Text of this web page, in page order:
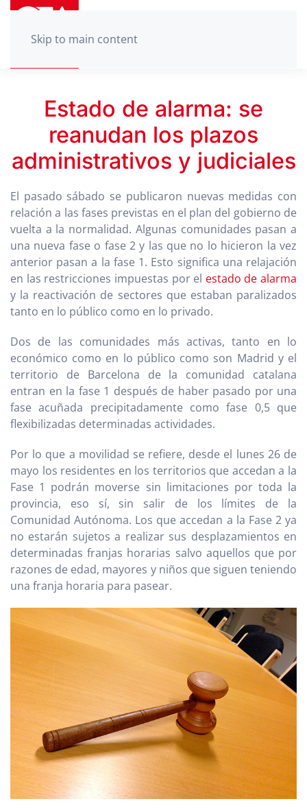
Skip to main content
Estado de alarma: se
reanudan los plazos
administrativos y judiciales
El pasado sábado se publicaron nuevas medidas con
relación a las fases previstas en el plan del gobierno de
vuelta a la normalidad. Algunas comunidades pasan a
una nueva fase o fase 2 y las que no lo hicieron la vez
anterior pasan a la fase 1. Esto significa una relajación
en las restricciones impuestas por el estado de alarma
y la reactivación de sectores que estaban paralizados
tanto en lo público como en lo privado.
Dos de las comunidades más activas, tanto en lo
económico como en lo público como son Madrid y el
territorio de Barcelona de la comunidad catalana
entran en la fase 1 después de haber pasado por una
fase acuñada precipitadamente como fase 0,5 que
flexibilizadas determinadas actividades.
Por lo que a movilidad se refiere, desde el lunes 26 de
mayo los residentes en los territorios que accedan a la
Fase 1 podrán moverse sin limitaciones por toda la
provincia, eso sí, sin salir de los límites de la
Comunidad Autónoma. Los que accedan a la Fase 2 ya
no estarán sujetos a realizar sus desplazamientos en
determinadas franjas horarias salvo aquellos que por
razones de edad, mayores y niños que siguen teniendo
una franja horaria para pasear.